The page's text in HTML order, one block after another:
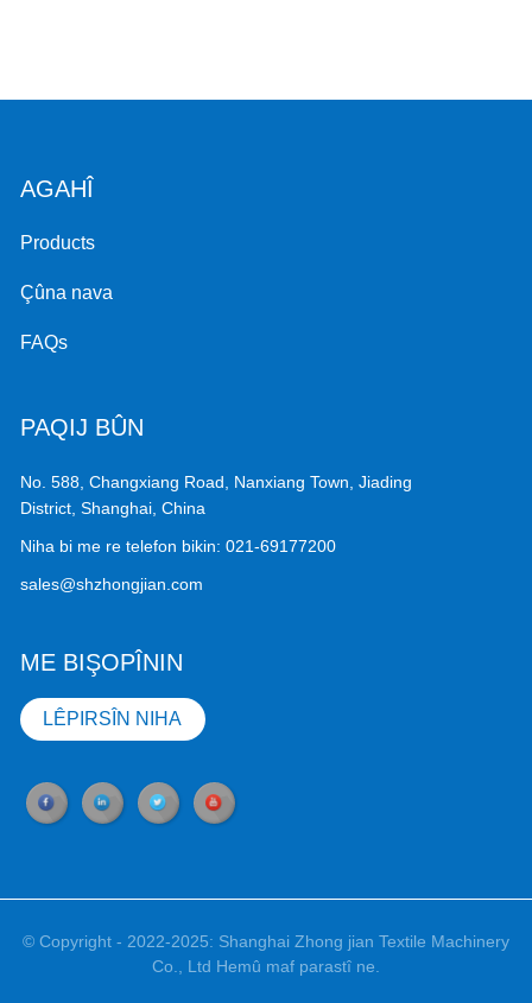
AGAHÎ
Products
Çûna nava
FAQs
PAQIJ BÛN
No. 588, Changxiang Road, Nanxiang Town, Jiading
District, Shanghai, China
Niha bi me re telefon bikin: 021-69177200
sales@shzhongjian.com
ME BIŞOPÎNIN
LÊPIRSÎN NIHA
© Copyright - 2022-2025: Shanghai Zhong jian Textile Machinery
Co., Ltd Hemû maf parastî ne.